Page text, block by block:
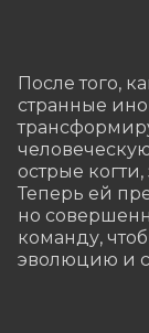
После того,
странные
острые
Теперь ей
но
команду,
эволюцию и